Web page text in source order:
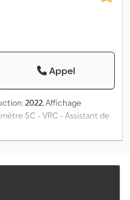
Appel
2022, Affichage
SC - VRC - Assistant de
cabine U-Pilot Auto
à l'avant / Projecteurs de
U-Pilot marche-arrêt